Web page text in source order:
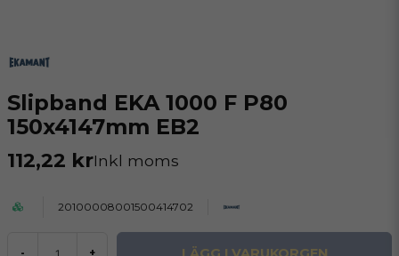
Slipband EKA 1000 F P80
150x4147mm EB2
112,22 krInkl moms
20100008001500414702
- +